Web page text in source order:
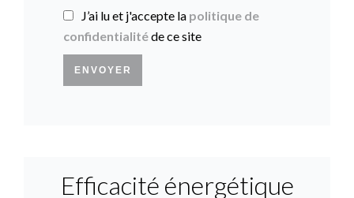
J’ai lu et j'accepte la politique de
confidentialitéde ce site
ENVOYER
Efficacité énergétique